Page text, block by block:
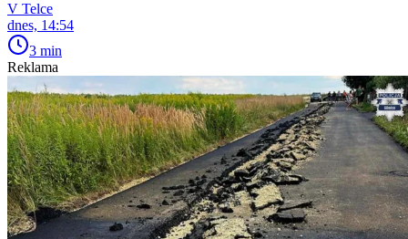
V Telce
dnes, 14:54
3 min
Reklama